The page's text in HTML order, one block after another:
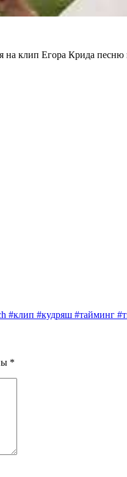
клип Егора Крида песню
#кудряш #тайминг
*